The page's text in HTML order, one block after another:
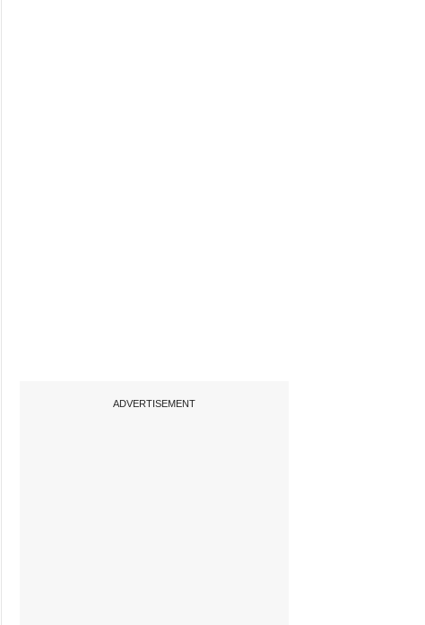
ADVERTISEMENT